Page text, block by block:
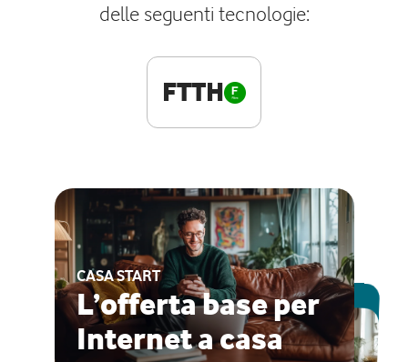
delle seguenti tecnologie:
FTTH
CASA START
L’offerta base per
Internet a casa
ESCLUSIVA ONLINE